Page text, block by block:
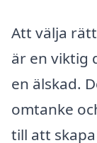
Att välja
är en viktig
en älskad.
omtanke
till att